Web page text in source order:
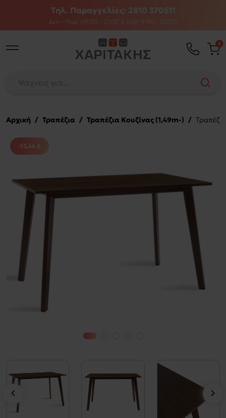
Τηλ. Παραγγελίες: 2810 370511
Δευ - Παρ: 09:00 - 21:00 & Σάβ: 9:00 - 20:00
0
Αρχική / Τραπέζια / Τραπέζια Κουζίνας (1,49m-) / Τραπέζι
-13,44 €